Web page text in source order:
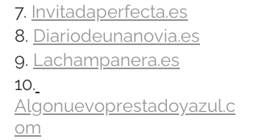
7. Invitadaperfecta.es
8. Diariodeunanovia.es
9. Lachampanera.es
10.
Algonuevoprestadoyazul.c
om